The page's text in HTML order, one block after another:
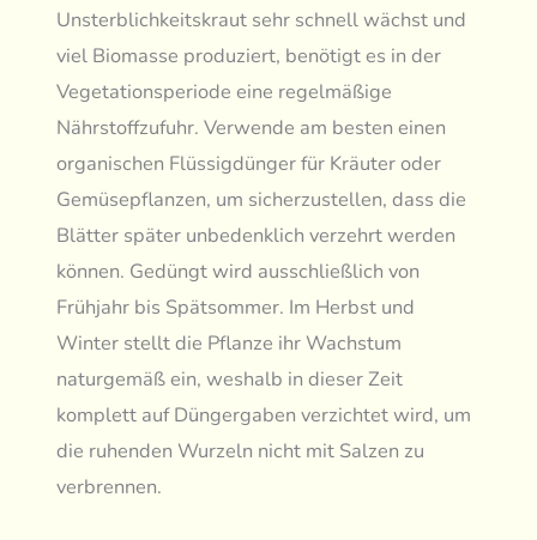
Unsterblichkeitskraut sehr schnell wächst und
viel Biomasse produziert, benötigt es in der
Vegetationsperiode eine regelmäßige
Nährstoffzufuhr. Verwende am besten einen
organischen Flüssigdünger für Kräuter oder
Gemüsepflanzen, um sicherzustellen, dass die
Blätter später unbedenklich verzehrt werden
können. Gedüngt wird ausschließlich von
Frühjahr bis Spätsommer. Im Herbst und
Winter stellt die Pflanze ihr Wachstum
naturgemäß ein, weshalb in dieser Zeit
komplett auf Düngergaben verzichtet wird, um
die ruhenden Wurzeln nicht mit Salzen zu
verbrennen.